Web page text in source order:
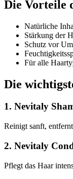
Die Vorteile
Natürliche
Stärkung der
Schutz vor
Für alle
Die
1. Nevitaly
Reinigt sanft,
2. Nevitaly
Pflegt das Haar